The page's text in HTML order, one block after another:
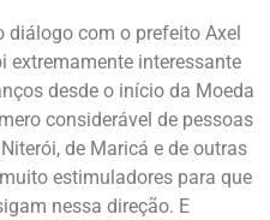
diálogo com o prefeito Axel
extremamente interessante
desde o início da Moeda
considerável de pessoas
de Maricá e de outras
estimuladores para que
nessa direção. E